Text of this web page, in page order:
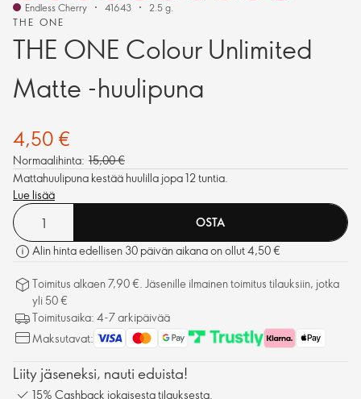
THE ONE
THE ONE Colour Unlimited
Matte -huulipuna
Endless Cherry 41643 2.5 g.
4,50 €
Normaalihinta: 15,00 €
Mattahuulipuna kestää huulilla jopa 12 tuntia.
Lue lisää
OSTA
Alin hinta edellisen 30 päivän aikana on ollut 4,50 €
Toimitus alkaen 7,90 €. Jäsenille ilmainen toimitus tilauksiin, jotka
yli 50 €
Toimitusaika: 4-7 arkipäivää
Maksutavat:
Liity jäseneksi, nauti eduista!
15% Cashback jokaisesta tilauksesta.